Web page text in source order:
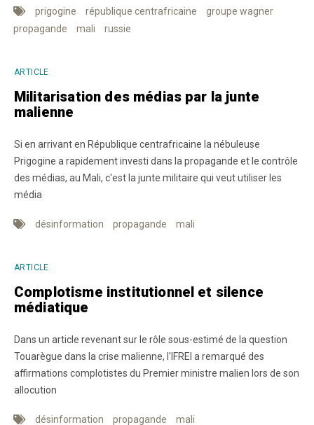
prigogine république centrafricaine
groupe wagner
propagande
mali russie
ARTICLE
Militarisation des médias par la junte
malienne
Si en arrivant en République centrafricaine la nébuleuse
Prigogine a rapidement investi dans la propagande et le contrôle
des médias, au Mali, c'est la junte militaire qui veut utiliser les
média
désinformation propagande mali
ARTICLE
Complotisme institutionnel et silence
médiatique
Dans un article revenant sur le rôle sous-estimé de la question
Touarègue dans la crise malienne, l'IFREI a remarqué des
affirmations complotistes du Premier ministre malien lors de son
allocution
désinformation propagande mali